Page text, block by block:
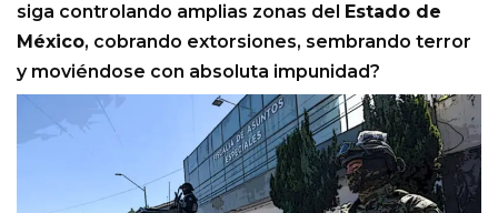
siga controlando amplias zonas del
Estado de
México, cobrando extorsiones, sembrando terror
y moviéndose con absoluta impunidad?